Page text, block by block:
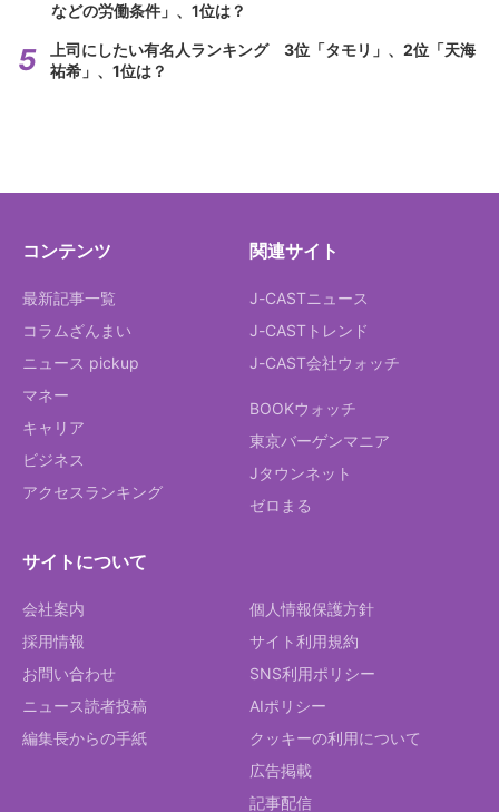
などの労働条件」、1位は？
上司にしたい有名人ランキング 3位「タモリ」、2位「天海
祐希」、1位は？
コンテンツ
最新記事一覧
コラムざんまい
ニュース pickup
マネー
キャリア
ビジネス
アクセスランキング
関連サイト
J-CASTニュース
J-CASTトレンド
J-CAST会社ウォッチ
BOOKウォッチ
東京バーゲンマニア
Jタウンネット
ゼロまる
サイトについて
会社案内
採用情報
お問い合わせ
ニュース読者投稿
編集長からの手紙
個人情報保護方針
サイト利用規約
SNS利用ポリシー
AIポリシー
クッキーの利用について
広告掲載
記事配信